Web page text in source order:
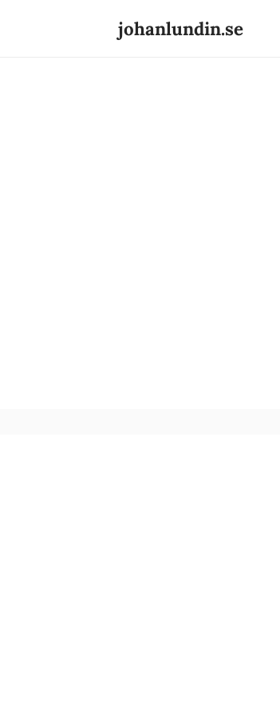
johanlundin.se